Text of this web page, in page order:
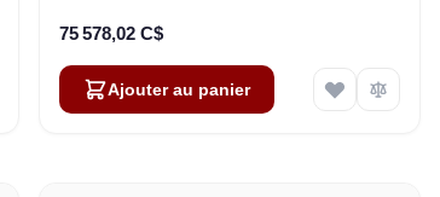
75 578,02 C$
Ajouter au panier